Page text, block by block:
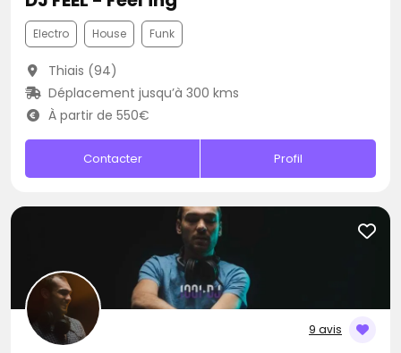
Electro House Funk
Thiais (94)
Déplacement jusqu’à 300 kms
À partir de 550€
Contacter Profil
9 avis